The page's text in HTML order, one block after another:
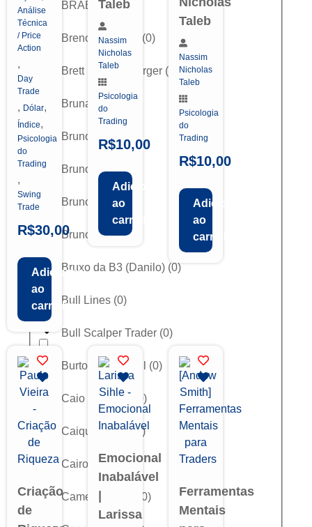
BRABOX( 0)
Breno Perrucho (0)
Brett N. Steenbarger (
Bruna Sene 0
Bruno Cesar
Bruno Costa(
Bruno MOL(0
Bruno Perini(0
Bruxo da B3 (Danilo) (0)
Bull Lines (0)
Bull Scalper Trader (0)
Burton G. Malkiel (0)
Caio Possiedi 0)
Caique Costa(0)
Cairo Trader(0)
Cameron Fous 0)
Análise
Técnica
/ Price
Action
,
Day
Trade
, Dólar,
Índice,
Psicologia
do
Trading
,
Swing
Trade
R$30,00
Adicionar
ao
carrinho
Taleb
Nassim
Nicholas
Taleb
Psicologia
do
Trading
R$10,00
Adicionar
ao
carrinho
Taleb
Nassim
Nicholas
Taleb
Psicologia
do
Trading
R$10,00
Adicionar
ao
carrinho
Criação
de
Emocional
Inabalável
|
Larissa
Ferramentas
Mentais